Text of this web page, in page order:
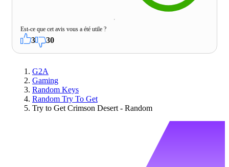
Est-ce que cet avis vous a été utile ?
3 30
G2A
Gaming
Random Keys
Random Try To Get
Try to Get Crimson Desert - Random